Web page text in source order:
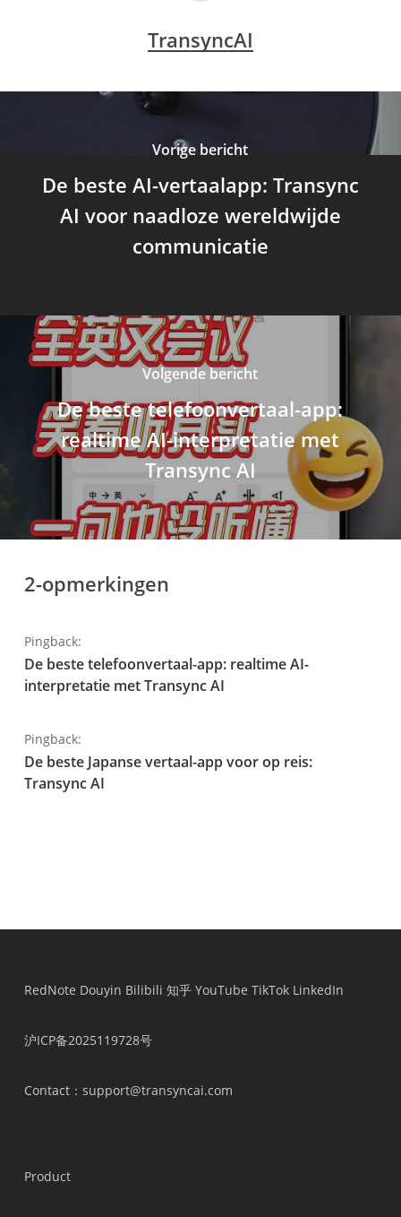
TransyncAI
Vorige bericht
De beste AI-vertaalapp: Transync
AI voor naadloze wereldwijde
communicatie
Volgende bericht
De beste telefoonvertaal-app:
realtime AI-interpretatie met
Transync AI
2-opmerkingen
Pingback:
De beste telefoonvertaal-app: realtime AI-
interpretatie met Transync AI
Pingback:
De beste Japanse vertaal-app voor op reis:
Transync AI
RedNote Douyin Bilibili 知乎 YouTube TikTok LinkedIn
沪ICP备2025119728号
Contact：support@transyncai.com
Product